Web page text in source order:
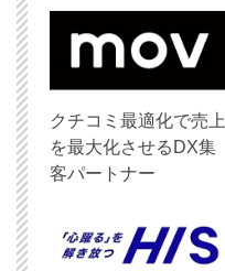
クチコミ最適化で売上
を最大化させるDX集
客パートナー